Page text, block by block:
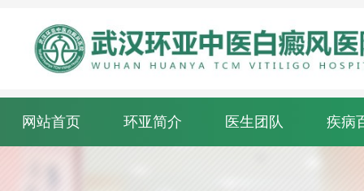
网站首页 环亚简介 医生团队 疾病